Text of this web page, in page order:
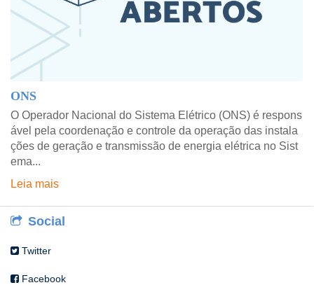
ONS
O Operador Nacional do Sistema Elétrico (ONS) é respons
ável pela coordenação e controle da operação das instala
ções de geração e transmissão de energia elétrica no Sist
ema...
Leia mais
Social
Twitter
Facebook